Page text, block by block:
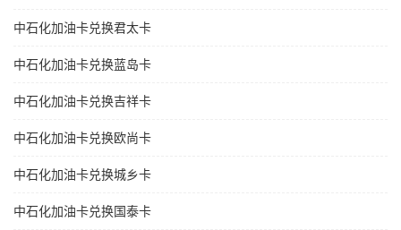
中石化加油卡兑换君太卡
中石化加油卡兑换蓝岛卡
中石化加油卡兑换吉祥卡
中石化加油卡兑换欧尚卡
中石化加油卡兑换城乡卡
中石化加油卡兑换国泰卡